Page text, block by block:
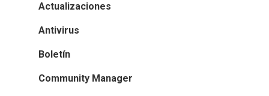
Actualizaciones
Antivirus
Boletín
Community Manager